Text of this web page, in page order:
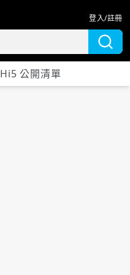
登入/註冊
Hi5 公開清單